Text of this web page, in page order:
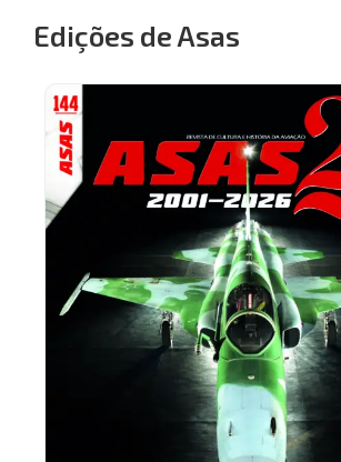
Edições de Asas